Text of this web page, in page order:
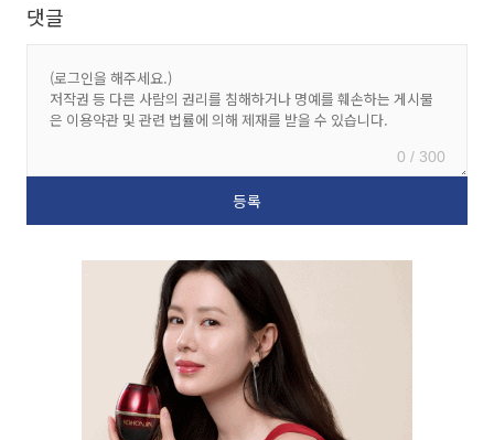
댓글
0 / 300